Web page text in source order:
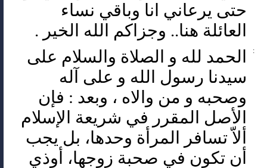
حتى يرعاني انا وباقي نساء
العائلة هنا.. وجزاكم الله الخير .
الحمد لله و الصلاة والسلام على
سيدنا رسول الله و على آله
وصحبه و من والاه ، وبعد : فإن
الأصل المقرر في شريعة الإسلام
ألاّ تسافر المرأة وحدها، بل يجب
أن تكون في صحبة زوجها، أوذي
: